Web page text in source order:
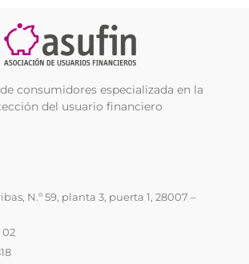
consumidores especializada en la
del usuario financiero
N.º 59, planta 3, puerta 1, 28007 –
02